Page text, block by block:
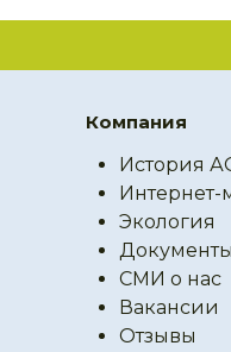
Компания
История
Интернет-
Экология
Документы
СМИ о нас
Вакансии
Отзывы